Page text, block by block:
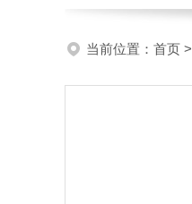
当前位置： 首页 >